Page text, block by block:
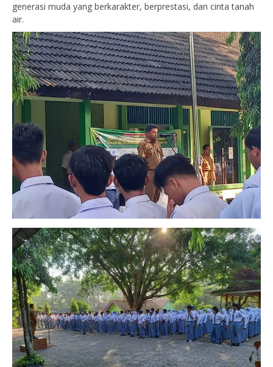
generasi muda yang berkarakter, berprestasi, dan cinta tanah
air.